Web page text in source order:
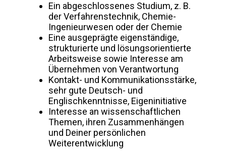
Ein abgeschlossenes Studium, z. B.
der Verfahrenstechnik, Chemie-
Ingenieurwesen oder der Chemie
Eine ausgeprägte eigenständige,
strukturierte und lösungsorientierte
Arbeitsweise sowie Interesse am
Übernehmen von Verantwortung
Kontakt- und Kommunikationsstärke,
sehr gute Deutsch- und
Englischkenntnisse, Eigeninitiative
Interesse an wissenschaftlichen
Themen, ihren Zusammenhängen
und Deiner persönlichen
Weiterentwicklung